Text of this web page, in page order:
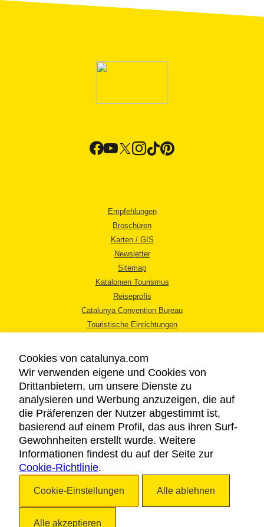
Empfehlungen
Broschüren
Karten / GIS
Newsletter
Sitemap
Katalonien Tourismus
Reiseprofis
Catalunya Convention Bureau
Touristische Einrichtungen
RECHTLICHER HINWEIS
DATENSCHUTZICHTLINIE
COOKIES
BARRIEREFREIHEIT
Cookies von catalunya.com
Wir verwenden eigene und Cookies von
Drittanbietern, um unsere Dienste zu
analysieren und Werbung anzuzeigen, die auf
die Präferenzen der Nutzer abgestimmt ist,
basierend auf einem Profil, das aus ihren Surf-
Gewohnheiten erstellt wurde. Weitere
Informationen findest du auf der Seite zur
Cookie-Richtlinie.
Cookie-Einstellungen Alle ablehnen
Alle akzeptieren